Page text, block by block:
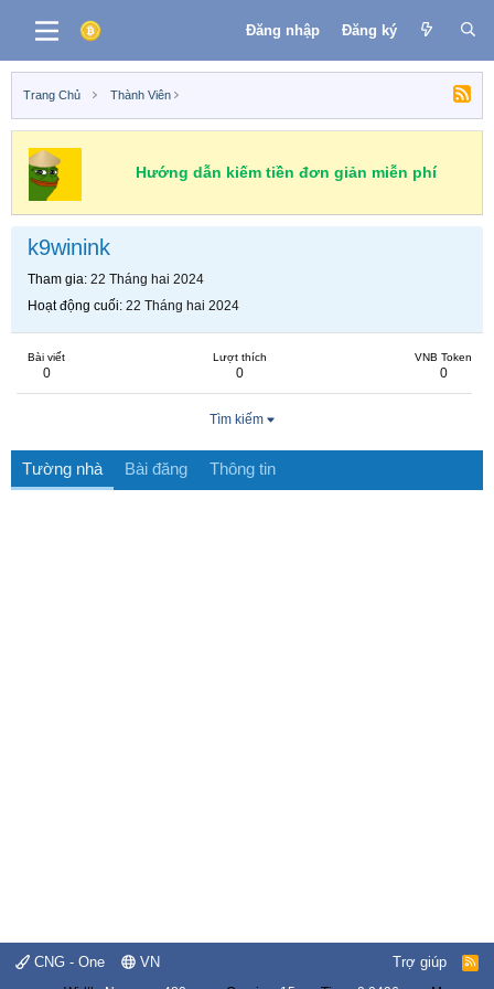
Đăng nhập Đăng ký
Trang Chủ Thành Viên
Hướng dẫn kiếm tiền đơn giản miễn phí
k9winink
Tham gia 22 Tháng hai 2024
Hoạt động cuối 22 Tháng hai 2024
Bài viết
0
Lượt thích
0
VNB Token
0
Tìm kiếm
Tường nhà Bài đăng Thông tin
CNG - One VN Trợ giúp
R